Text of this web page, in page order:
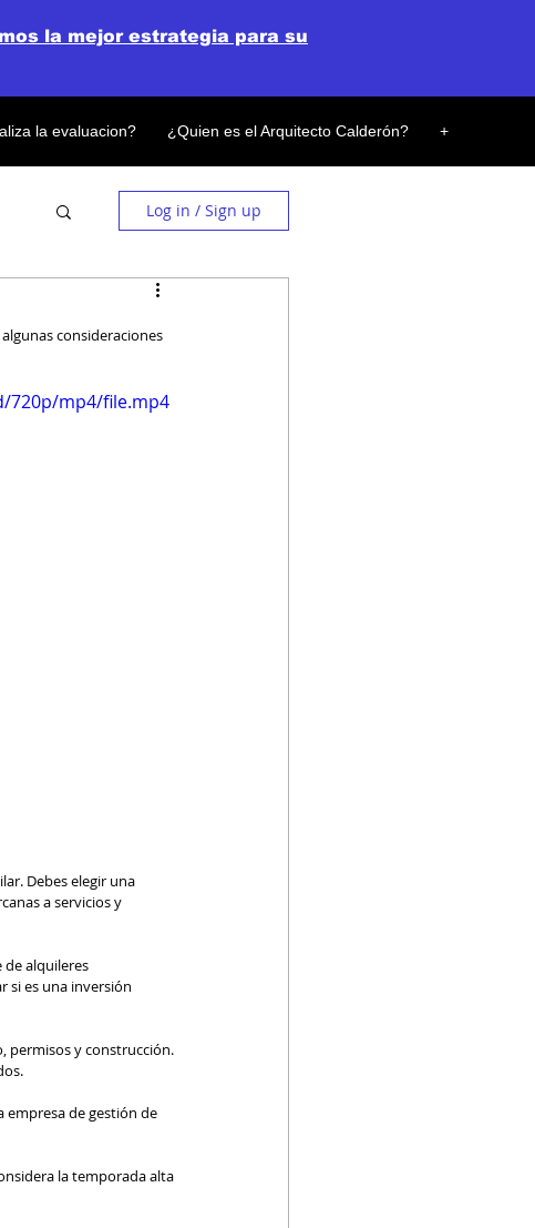
la evaluacion? ¿Quien es el Arquitecto Calderón? +
la mejor estrategia para su
Log in / Sign up
consideraciones
720p/mp4/file.mp4
Debes elegir una
a servicios y
de alquileres
si es una inversión
permisos y construcción.
empresa de gestión de
la temporada alta